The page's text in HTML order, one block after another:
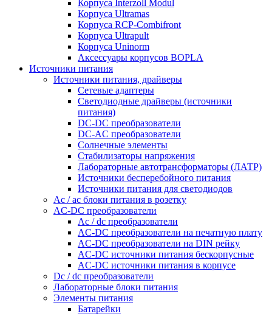
Корпуса Interzoll Modul
Корпуса Ultramas
Корпуса RCP-Combifront
Корпуса Ultrapult
Корпуса Uninorm
Аксессуары корпусов BOPLA
Источники питания
Источники питания, драйверы
Сетевые адаптеры
Светодиодные драйверы (источники
питания)
DC-DC преобразователи
DC-AC преобразователи
Солнечные элементы
Стабилизаторы напряжения
Лабораторные автотрансформаторы (ЛАТР)
Источники бесперебойного питания
Источники питания для светодиодов
Ac / ac блоки питания в розетку
AC-DC преобразователи
Ac / dc преобразователи
AC-DC преобразователи на печатную плату
AC-DC преобразователи на DIN рейку
AC-DC источники питания бескорпусные
AC-DC источники питания в корпусе
Dc / dc преобразователи
Лабораторные блоки питания
Элементы питания
Батарейки